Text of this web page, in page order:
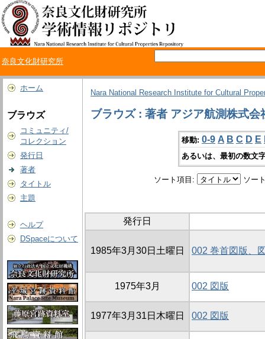
奈良文化財研究所
ホーム
ブラウズ
コミュニティ/
コレクション
発行日
著者
タイトル
主題
ヘルプ
DSpaceについて
Nara National Research Institute for Cultural
ブラウズ : 著者 アジア航測株式会
移動: 0-9 A B C D E
あるいは、最初の数文
ソート項目: ソー
発行日
1985年3月30日土曜日 002 巻首図版、
1975年3月 002 図版
1977年3月31日木曜日 002 図版